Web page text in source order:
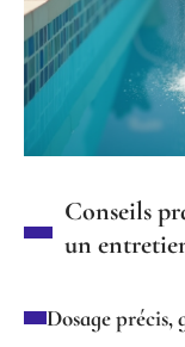
Conseils
un
Dosage précis,